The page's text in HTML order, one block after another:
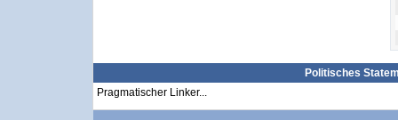
Politisches
Pragmatischer Linker...